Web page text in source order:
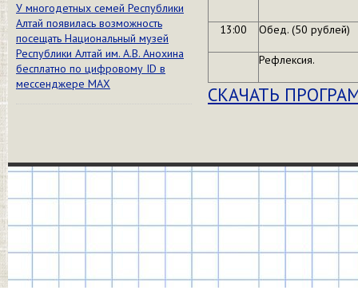
У многодетных семей Республики
Алтай появилась возможность
посещать Национальный музей
Республики Алтай им. А.В. Анохина
бесплатно по цифровому ID в
мессенджере МАХ
13:00 Обед. (50 рублей)
Рефлексия.
СКАЧАТЬ